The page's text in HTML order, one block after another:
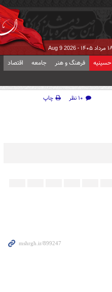
Aug 9 2026
حسینیه فرهنگ و هنر جامعه اقتصاد
۱۰ نظر
چاپ